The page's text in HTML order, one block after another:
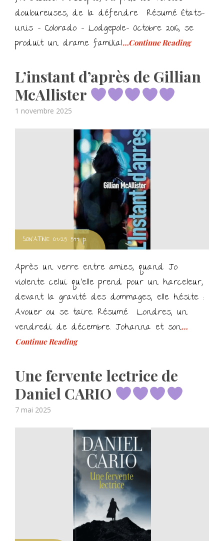
douloureuses, de la défendre Résumé États-
Unis – Colorado – Lodgepole- Octobre 2016, se
produit un drame familial…Continue Reading
L’instant d’après de Gillian
McAllister
Posted
1 novembre 2025
SONATINE 09/25 544 p.
Après un verre entre amies, quand Jo
violente celui qu’elle prend pour un harceleur,
devant la gravité des dommages, elle hésite :
Avouer ou se taire. Résumé Londres, un
vendredi de décembre. Johanna et son…
Continue Reading
Une fervente lectrice de
Daniel CARIO
Posted
7 mai 2025